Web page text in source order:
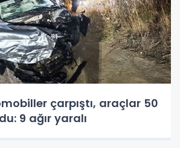
çarpıştı, araçlar 50
9 ağır yaralı